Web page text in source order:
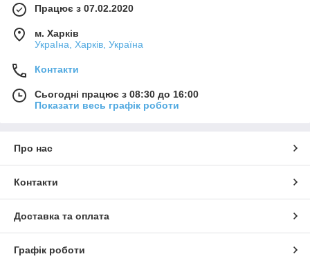
Працює з 07.02.2020
м. Харків
УкраІна, Харків, Україна
Контакти
Сьогодні працює з 08:30 до 16:00
Показати весь графік роботи
Про нас
Контакти
Доставка та оплата
Графік роботи